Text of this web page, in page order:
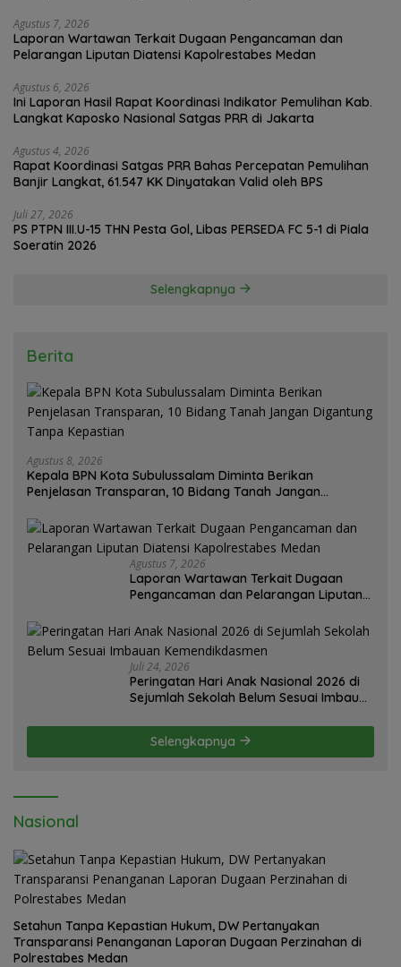
Agustus 7, 2026
Laporan Wartawan Terkait Dugaan Pengancaman dan
Pelarangan Liputan Diatensi Kapolrestabes Medan
Agustus 6, 2026
Ini Laporan Hasil Rapat Koordinasi Indikator Pemulihan Kab.
Langkat Kaposko Nasional Satgas PRR di Jakarta
Agustus 4, 2026
Rapat Koordinasi Satgas PRR Bahas Percepatan Pemulihan
Banjir Langkat, 61.547 KK Dinyatakan Valid oleh BPS
Juli 27, 2026
PS PTPN III.U-15 THN Pesta Gol, Libas PERSEDA FC 5-1 di Piala
Soeratin 2026
Selengkapnya
Berita
Agustus 8, 2026
Kepala BPN Kota Subulussalam Diminta Berikan
Penjelasan Transparan, 10 Bidang Tanah Jangan
Agustus 7, 2026
Laporan Wartawan Terkait Dugaan
Pengancaman dan Pelarangan Liputan
Juli 24, 2026
Peringatan Hari Anak Nasional 2026 di
Sejumlah Sekolah Belum Sesuai Imbauan
Selengkapnya
Nasional
Setahun Tanpa Kepastian Hukum, DW Pertanyakan
Transparansi Penanganan Laporan Dugaan Perzinahan di
Polrestabes Medan